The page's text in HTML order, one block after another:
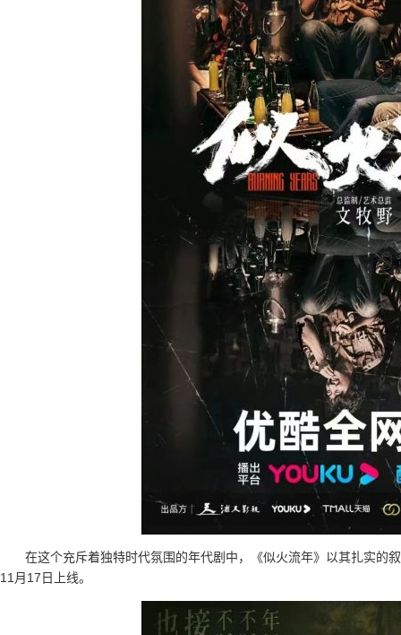
在这个充斥着独特时代氛围的年代剧中，《似火流年》以其扎实的
11月17日上线。